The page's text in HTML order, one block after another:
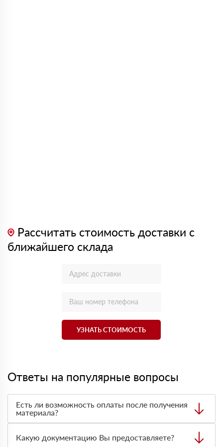
Рассчитать стоимость доставки с
ближайшего склада
УЗНАТЬ СТОИМОСТЬ
Ответы на популярные вопросы
Есть ли возможность оплаты после получения
материала?
оплата по факту получения товара. При этом, если
доставленный товар был ненадлежащего качества, то
Какую документацию Вы предоставляете?